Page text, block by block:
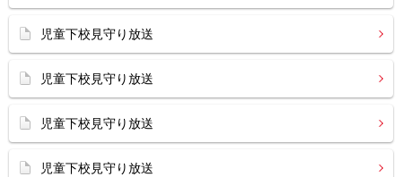
児童下校見守り放送
児童下校見守り放送
児童下校見守り放送
児童下校見守り放送